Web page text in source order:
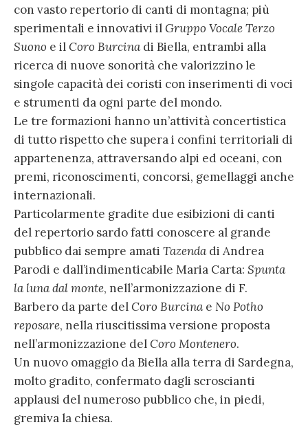
con vasto repertorio di canti di montagna; più
sperimentali e innovativi ilGruppo Vocale Terzo
Suono e ilCoro Burcina di Biella, entrambi alla
ricerca di nuove sonorità che valorizzino le
singole capacità dei coristi con inserimenti di voci
e strumenti da ogni parte del mondo.
Le tre formazioni hanno un’attività concertistica
di tutto rispetto che supera i confini territoriali di
appartenenza, attraversando alpi ed oceani, con
premi, riconoscimenti, concorsi, gemellaggi anche
internazionali.
Particolarmente gradite due esibizioni di canti
del repertorio sardo fatti conoscere al grande
pubblico dai sempre amati Tazenda di Andrea
Parodi e dall’indimenticabile Maria Carta: Spunta
la luna dal monte, nell’armonizzazione di F.
Barbero da parte delCoro Burcina e No Potho
reposare, nella riuscitissima versione proposta
nell’armonizzazione delCoro Montenero.
Un nuovo omaggio da Biella alla terra di Sardegna,
molto gradito, confermato dagli scroscianti
applausi del numeroso pubblico che, in piedi,
gremiva la chiesa.